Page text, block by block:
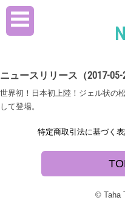
ニュースリリース（2017-05-
世界初！日本初上陸！ジェル状の
して登場。
特定商取引法に基づく
© Taha